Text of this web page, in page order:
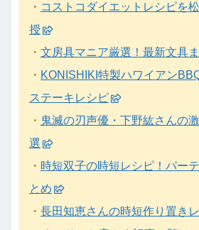
・ コストコダイエットレシピを
授
・ 文房具マニア厳選！最新文具ま
・ KONISHIKI特製ハワイアン
ステーキレシピ
・ 鬼滅の刃声優・下野紘さんの
選
・ 時短双子の時短レシピ！パー
とめ
・ 長田知恵さんの時短作り置き